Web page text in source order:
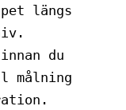
längs
du
målning